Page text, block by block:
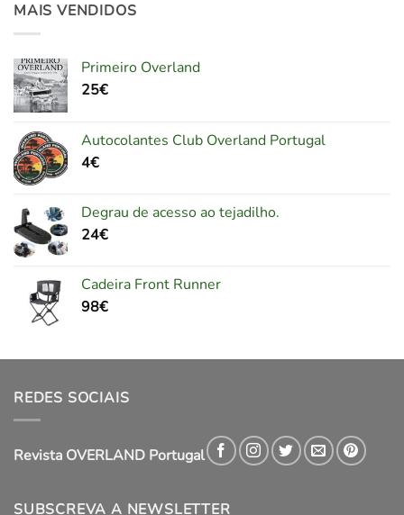
MAIS VENDIDOS
Primeiro Overland
25€
Autocolantes Club Overland Portugal
4€
Degrau de acesso ao tejadilho.
24€
Cadeira Front Runner
98€
REDES SOCIAIS
Revista OVERLAND Portugal
SUBSCREVA A NEWSLETTER